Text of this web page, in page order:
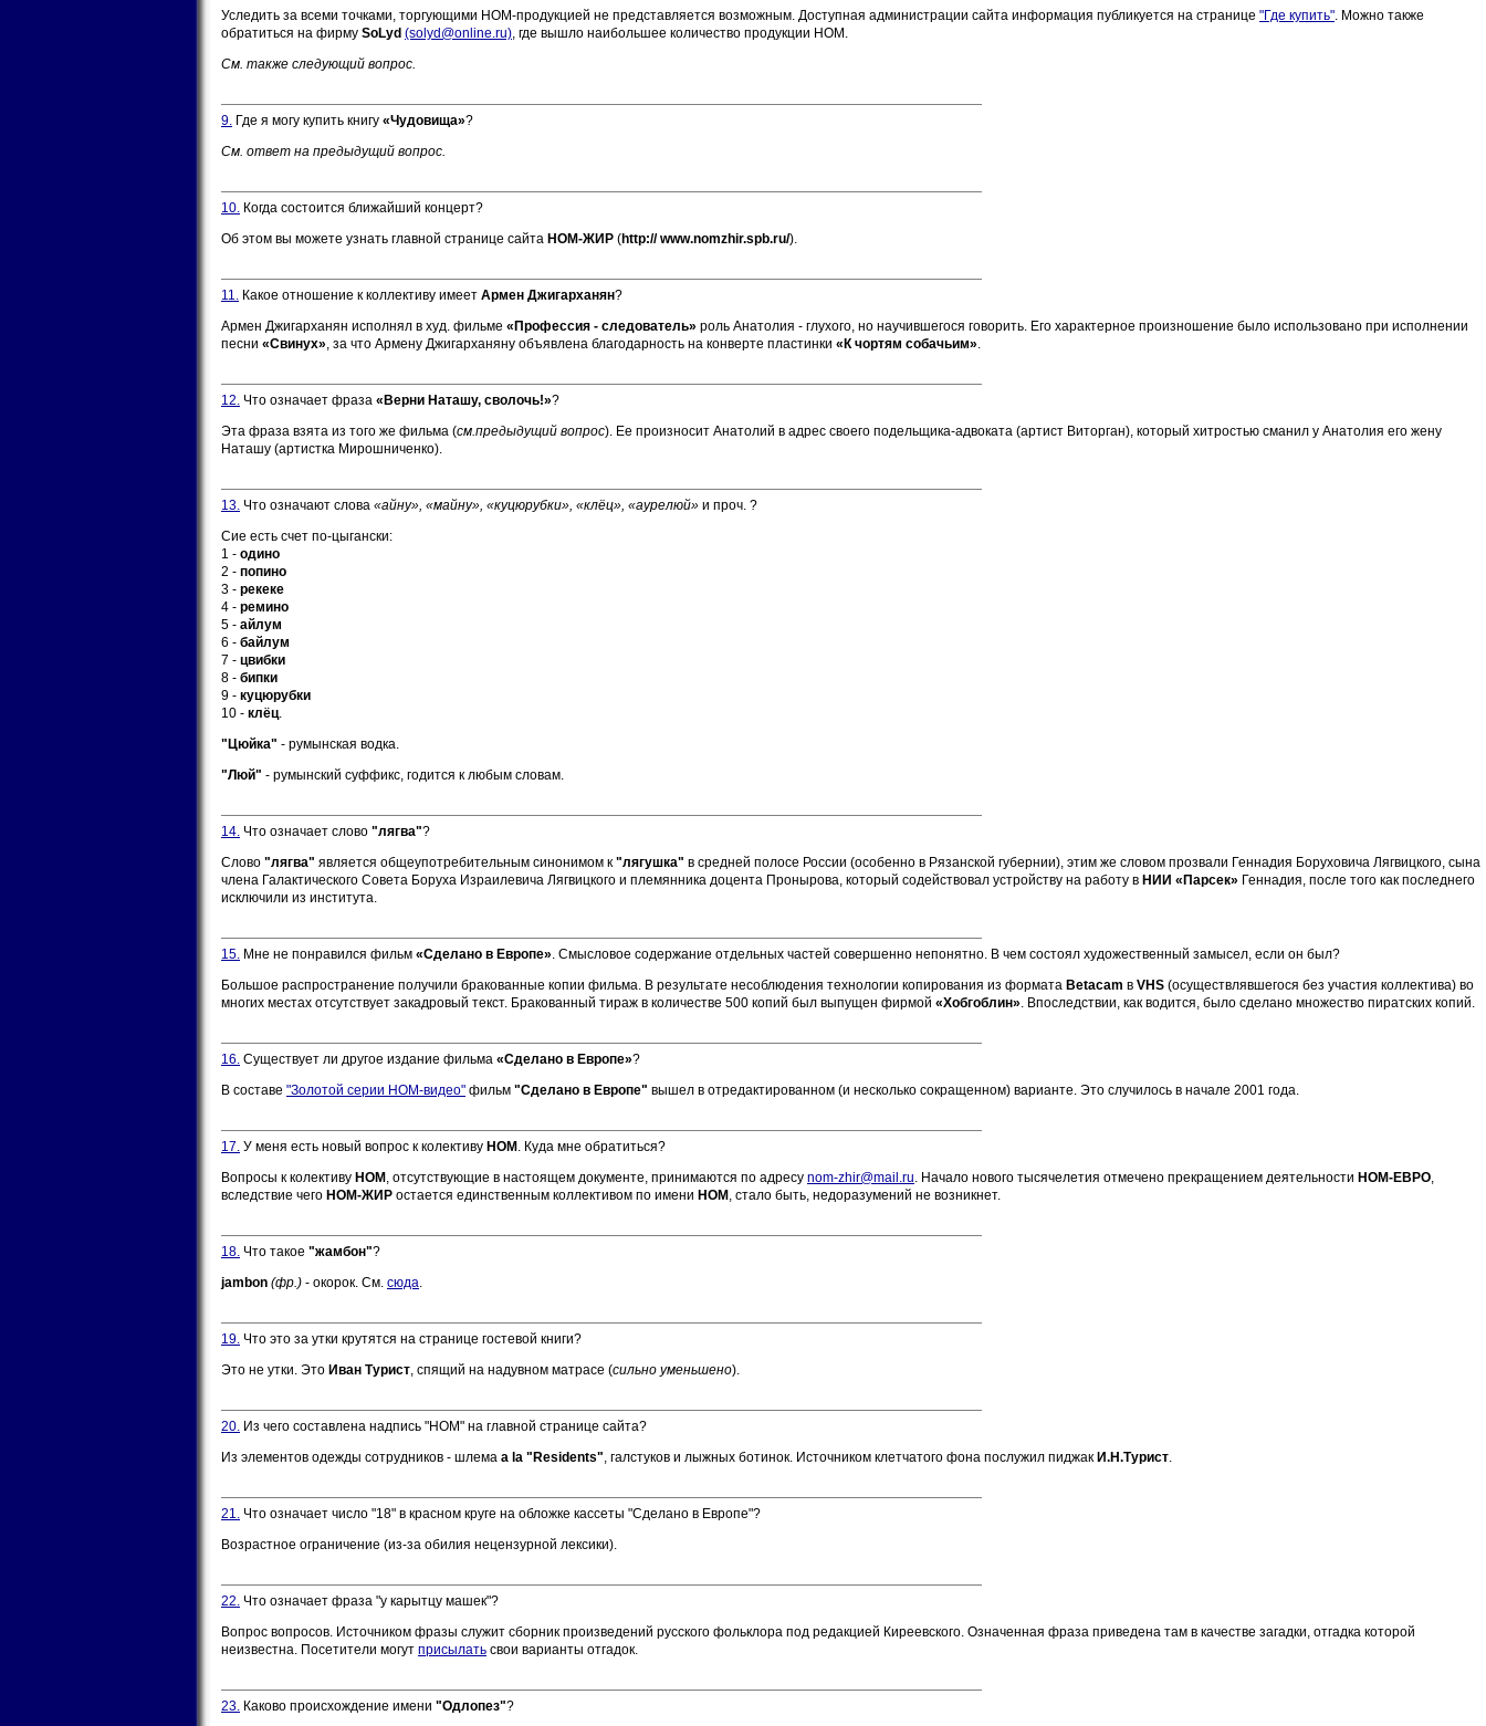
Уследить за всеми точками, торгующими НОМ-продукцией не представляется возможным. Доступная администрации сайта информация публикуется на странице "Где купить". Можно также
обратиться на фирму SoLyd (solyd@online.ru), где вышло наибольшее количество продукции НОМ.
См. также следующий вопрос.
9. Где я могу купить книгу «Чудовища»?
См. ответ на предыдущий вопрос.
10. Когда состоится ближайший концерт?
Об этом вы можете узнать главной странице сайта НОМ-ЖИР (http:// www.nomzhir.spb.ru/).
11. Какое отношение к коллективу имеет Армен Джигарханян?
Армен Джигарханян исполнял в худ. фильме «Профессия - следователь» роль Анатолия - глухого, но научившегося говорить. Его характерное произношение было использовано при исполнении
песни «Свинух», за что Армену Джигарханяну объявлена благодарность на конверте пластинки «К чортям собачьим».
12. Что означает фраза «Верни Наташу, сволочь!»?
Эта фраза взята из того же фильма (см.предыдущий вопрос). Ее произносит Анатолий в адрес своего подельщика-адвоката (артист Виторган), который хитростью сманил у Анатолия его жену
Наташу (артистка Мирошниченко).
13. Что означают слова «айну», «майну», «куцюрубки», «клёц», «аурелюй» и проч. ?
Сие есть счет по-цыгански:
1 - одино
2 - попино
3 - рекеке
4 - ремино
5 - айлум
6 - байлум
7 - цвибки
8 - бипки
9 - куцюрубки
10 - клёц.
"Цюйка" - румынская водка.
"Люй" - румынский суффикс, годится к любым словам.
14. Что означает слово "лягва"?
Слово "лягва" является общеупотребительным синонимом к "лягушка" в средней полосе России (особенно в Рязанской губернии), этим же словом прозвали Геннадия Боруховича Лягвицкого, сына
члена Галактического Совета Боруха Израилевича Лягвицкого и племянника доцента Пронырова, который содействовал устройству на работу в НИИ «Парсек» Геннадия, после того как последнего
исключили из института.
15. Мне не понравился фильм «Сделано в Европе». Смысловое содержание отдельных частей совершенно непонятно. В чем состоял художественный замысел, если он был?
Большое распространение получили бракованные копии фильма. В результате несоблюдения технологии копирования из формата Betacam в VHS (осуществлявшегося без участия коллектива) во
многих местах отсутствует закадровый текст. Бракованный тираж в количестве 500 копий был выпущен фирмой «Хобгоблин». Впоследствии, как водится, было сделано множество пиратских копий.
16. Существует ли другое издание фильма «Сделано в Европе»?
В составе "Золотой серии НОМ-видео" фильм "Сделано в Европе" вышел в отредактированном (и несколько сокращенном) варианте. Это случилось в начале 2001 года.
17. У меня есть новый вопрос к колективу НОМ . Куда мне обратиться?
Вопросы к колективу НОМ , отсутствующие в настоящем документе, принимаются по адресу nom-zhir@mail.ru. Начало нового тысячелетия отмечено прекращением деятельности НОМ-ЕВРО,
вследствие чего НОМ-ЖИР остается единственным коллективом по имени НОМ , стало быть, недоразумений не возникнет.
18. Что такое "жамбон"?
jambon (фр.) - окорок. См. сюда.
19. Что это за утки крутятся на странице гостевой книги?
Это не утки. Это Иван Турист, спящий на надувном матрасе (сильно уменьшено).
20. Из чего составлена надпись "НОМ" на главной странице сайта?
Из элементов одежды сотрудников - шлема a la "Residents", галстуков и лыжных ботинок. Источником клетчатого фона послужил пиджак И.Н.Турист.
21. Что означает число "18" в красном круге на обложке кассеты "Сделано в Европе"?
Возрастное ограничение (из-за обилия нецензурной лексики).
22. Что означает фраза "у карытцу машек"?
Вопрос вопросов. Источником фразы служит сборник произведений русского фольклора под редакцией Киреевского. Означенная фраза приведена там в качестве загадки, отгадка которой
неизвестна. Посетители могут присылать свои варианты отгадок.
23. Каково происхождение имени "Одлопез"?